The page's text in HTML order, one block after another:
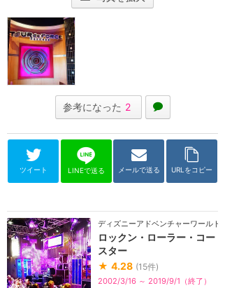
参考になった 2
ツイート LINEで送る メールで送る URLをコピー
ディズニーアドベンチャーワールド
ロックン・ローラー・コー
スター
★ 4.28 (15件)
2002/3/16 ～ 2019/9/1（終了）